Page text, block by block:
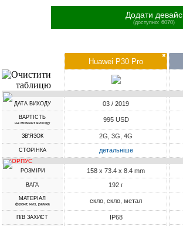
Додати девайс
(доступно: 6070)
✖
Huawei P30 Pro
ДАТА ВИХОДУ 03 / 2019
ВАРТІСТЬ
на момент виходу 995 USD
ЗВ'ЯЗОК 2G, 3G, 4G
СТОРІНКА детальніше
КОРПУС
РОЗМІРИ 158 x 73.4 x 8.4 mm
ВАГА 192 г
МАТЕРІАЛ
фронт, низ, рамка скло, скло, метал
П/В ЗАХИСТ IP68